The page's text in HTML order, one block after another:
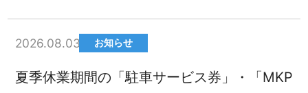
2026.08.03 お知らせ
夏季休業期間の「駐車サービス券」・「MKP